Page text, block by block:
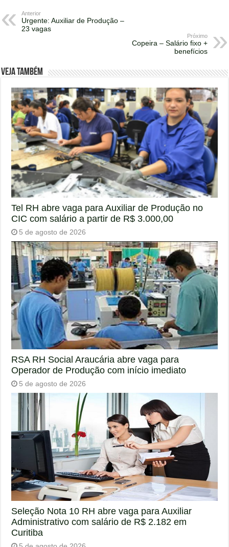
Anterior
Urgente: Auxiliar de Produção –
23 vagas
Próximo
Copeira – Salário fixo +
benefícios
Veja também
Tel RH abre vaga para Auxiliar de Produção no
CIC com salário a partir de R$ 3.000,00
5 de agosto de 2026
RSA RH Social Araucária abre vaga para
Operador de Produção com início imediato
5 de agosto de 2026
Seleção Nota 10 RH abre vaga para Auxiliar
Administrativo com salário de R$ 2.182 em
Curitiba